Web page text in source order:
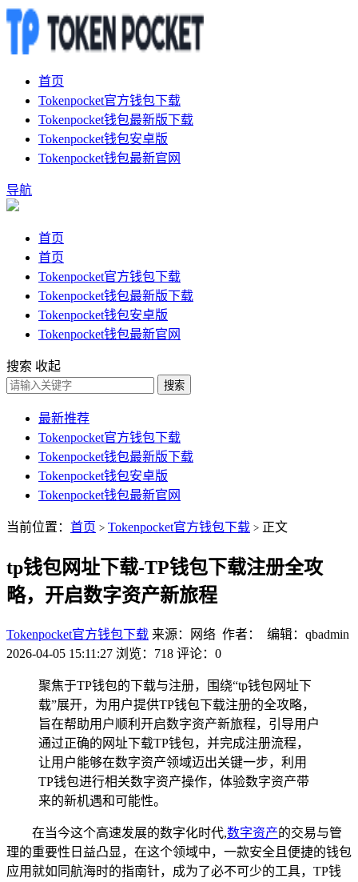
首页
Tokenpocket官方钱包下载
Tokenpocket钱包最新版下载
Tokenpocket钱包安卓版
Tokenpocket钱包最新官网
导航
首页
首页
Tokenpocket官方钱包下载
Tokenpocket钱包最新版下载
Tokenpocket钱包安卓版
Tokenpocket钱包最新官网
搜索 收起
搜索
最新推荐
Tokenpocket官方钱包下载
Tokenpocket钱包最新版下载
Tokenpocket钱包安卓版
Tokenpocket钱包最新官网
当前位置： 首页 > Tokenpocket官方钱包下载 > 正文
tp钱包网址下载-TP钱包下载注册全攻
略，开启数字资产新旅程
Tokenpocket官方钱包下载 来源：网络 作者： 编辑：qbadmin
2026-04-05 15:11:27 浏览：718 评论：0
聚焦于TP钱包的下载与注册，围绕“tp钱包网址下
载”展开，为用户提供TP钱包下载注册的全攻略，
旨在帮助用户顺利开启数字资产新旅程，引导用户
通过正确的网址下载TP钱包，并完成注册流程，
让用户能够在数字资产领域迈出关键一步，利用
TP钱包进行相关数字资产操作，体验数字资产带
来的新机遇和可能性。
在当今这个高速发展的数字化时代,数字资产的交易与管
理的重要性日益凸显，在这个领域中，一款安全且便捷的钱包
应用就如同航海时的指南针，成为了必不可少的工具，TP钱